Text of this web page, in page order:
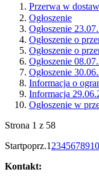
Przerwa w
Ogłoszenie
Ogłoszenie
Ogłoszenie o
Ogłoszenie o
Ogłoszenie
Ogłoszenie
Informacja o
Informacja
Ogłoszenie w
Strona 1 z 58
Startpoprz.1 2345678910
Kontakt: